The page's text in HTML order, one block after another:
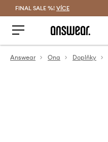
FINAL SALE %! VÍCE
Answear Ona Doplňky